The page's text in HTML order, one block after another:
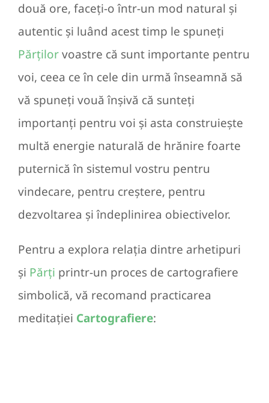
două ore, faceți-o într-un mod natural și
autentic și luând acest timp le spuneți
Părțilorvoastre că sunt importante pentru
voi, ceea ce în cele din urmă înseamnă să
vă spuneți vouă înșivă că sunteți
importanți pentru voi și asta construiește
multă energie naturală de hrănire foarte
puternică în sistemul vostru pentru
vindecare, pentru creștere, pentru
dezvoltarea și îndeplinirea obiectivelor.
Pentru a explora relația dintre arhetipuri
și Părți printr-un proces de cartografiere
simbolică, vă recomand practicarea
meditației Cartografiere: